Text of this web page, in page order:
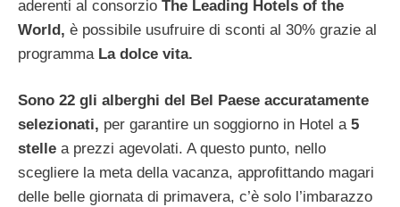
aderenti al consorzio The Leading Hotels of the
World, è possibile usufruire di sconti al 30% grazie al
programma La dolce vita.
Sono 22 gli alberghi del Bel Paese accuratamente
selezionati, per garantire un soggiorno in Hotel a 5
stelle a prezzi agevolati. A questo punto, nello
scegliere la meta della vacanza, approfittando magari
delle belle giornata di primavera, c’è solo l’imbarazzo